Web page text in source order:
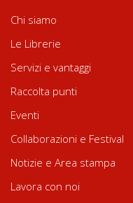
Chi siamo
Le Librerie
Servizi e vantaggi
Raccolta punti
Eventi
Collaborazioni e Festival
Notizie e Area stampa
Lavora con noi